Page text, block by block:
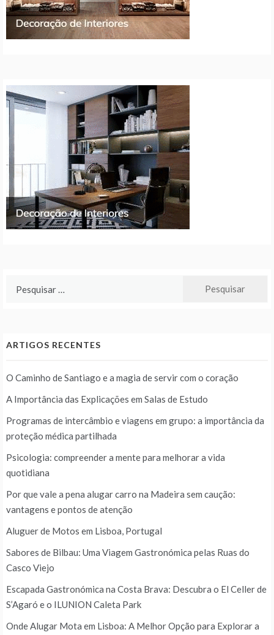
ARTIGOS RECENTES
O Caminho de Santiago e a magia de servir com o coração
A Importância das Explicações em Salas de Estudo
Programas de intercâmbio e viagens em grupo: a importância da
proteção médica partilhada
Psicologia: compreender a mente para melhorar a vida
quotidiana
Por que vale a pena alugar carro na Madeira sem caução:
vantagens e pontos de atenção
Aluguer de Motos em Lisboa, Portugal
Sabores de Bilbau: Uma Viagem Gastronómica pelas Ruas do
Casco Viejo
Escapada Gastronómica na Costa Brava: Descubra o El Celler de
S’Agaró e o ILUNION Caleta Park
Onde Alugar Mota em Lisboa: A Melhor Opção para Explorar a